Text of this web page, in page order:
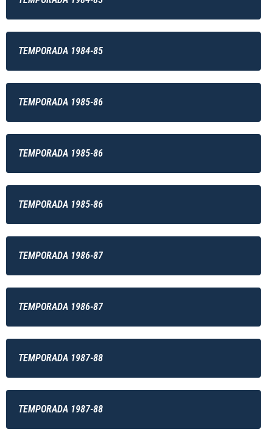
TEMPORADA 1984-85
TEMPORADA 1985-86
TEMPORADA 1985-86
TEMPORADA 1985-86
TEMPORADA 1986-87
TEMPORADA 1986-87
TEMPORADA 1987-88
TEMPORADA 1987-88